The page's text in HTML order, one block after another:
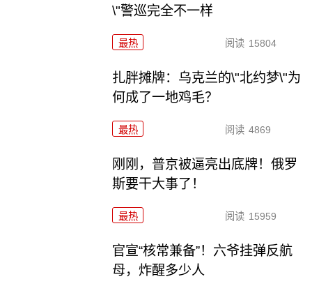
\"警巡完全不一样
最热 阅读 15804
扎胖摊牌：乌克兰的\"北约梦\"为
何成了一地鸡毛？
最热 阅读 4869
刚刚，普京被逼亮出底牌！俄罗
斯要干大事了！
最热 阅读 15959
官宣“核常兼备”！六爷挂弹反航
母，炸醒多少人